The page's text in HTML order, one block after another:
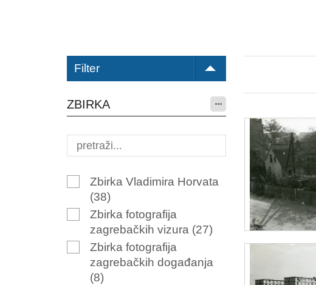
Filter
ZBIRKA
Zbirka Vladimira Horvata
(38)
Zbirka fotografija
zagrebačkih vizura (27)
Zbirka fotografija
zagrebačkih događanja
(8)